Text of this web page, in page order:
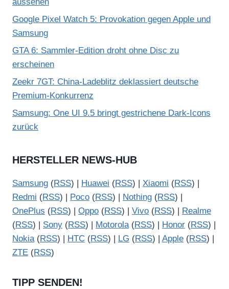
aussehen
Google Pixel Watch 5: Provokation gegen Apple und
Samsung
GTA 6: Sammler-Edition droht ohne Disc zu
erscheinen
Zeekr 7GT: China-Ladeblitz deklassiert deutsche
Premium-Konkurrenz
Samsung: One UI 9.5 bringt gestrichene Dark-Icons
zurück
HERSTELLER NEWS-HUB
Samsung (RSS) | Huawei (RSS) | Xiaomi (RSS) |
Redmi (RSS) | Poco (RSS) | Nothing (RSS) |
OnePlus (RSS) | Oppo (RSS) | Vivo (RSS) |
Realme
(RSS) | Sony (RSS) | Motorola(RSS) | Honor (RSS) |
Nokia(RSS) | HTC (RSS) | LG (RSS) | Apple (RSS) |
ZTE (RSS)
TIPP SENDEN!